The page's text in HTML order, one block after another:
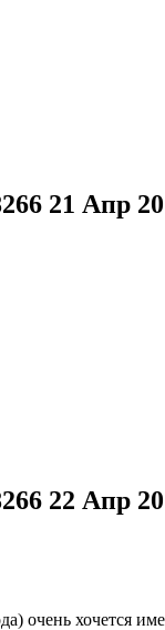
21 Апр
22 Апр
очень хочется